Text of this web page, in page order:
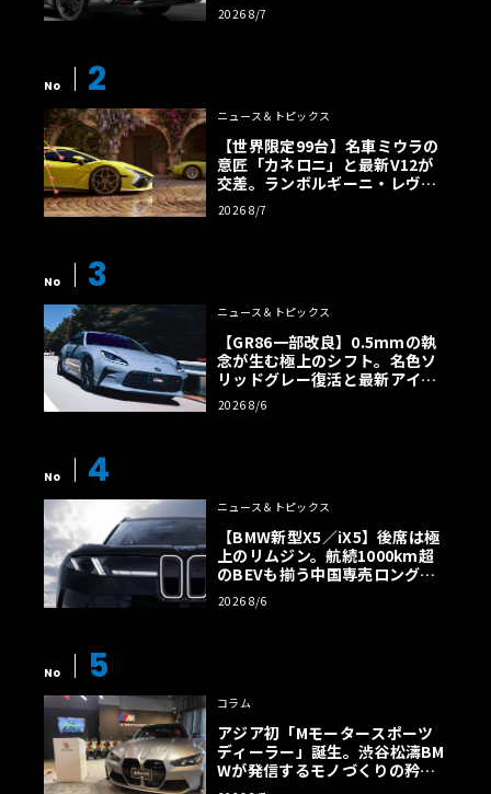
た日産自動車大学校をはじめ、横浜ゴムや神奈川県警など
も展示ブースを出展していました。中でも元警察官が所有
するナンバー付き1968年式ポルシェ912パトカー(911では
ない)は珍しく、つい繁々と眺めてしまいました。
2026 8/7
No 2
ニュース＆トピックス
【世界限定99台】名車ミウラの
意匠「カネロニ」と最新V12が
交差。ランボルギーニ・レヴエ
ルトに60周年記念車が登場
2026 8/7
No 3
ニュース＆トピックス
【GR86一部改良】0.5mmの執
念が生む極上のシフト。名色ソ
リッドグレー復活と最新アイサ
イトでFRの極みへ
2026 8/6
No 4
ニュース＆トピックス
【BMW新型X5／iX5】後席は極
上のリムジン。航続1000km超
のBEVも揃う中国専売ロング仕
様の全貌
2026 8/6
No 5
コラム
アジア初「Mモータースポーツ
ディーラー」誕生。渋谷松濤BM
Wが発信するモノづくりの矜持
【木下隆之コラム】